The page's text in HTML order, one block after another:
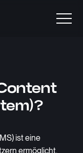
ist eine
ermöglicht,